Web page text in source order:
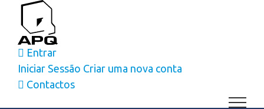
content
Entrar
Iniciar Sessão Criar uma nova conta
Contactos